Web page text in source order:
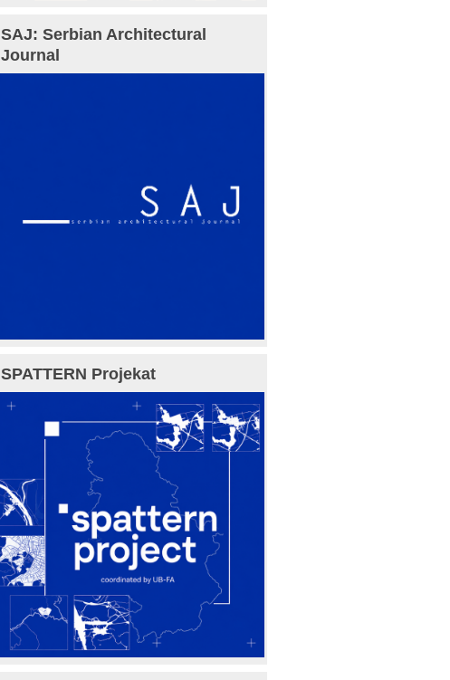
SAJ: Serbian Architectural
Journal
SPATTERN Projekat